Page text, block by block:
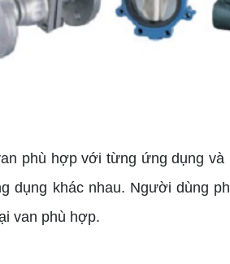
phù hợp với từng ứng dụng và
khác nhau. Người dùng
van phù hợp.